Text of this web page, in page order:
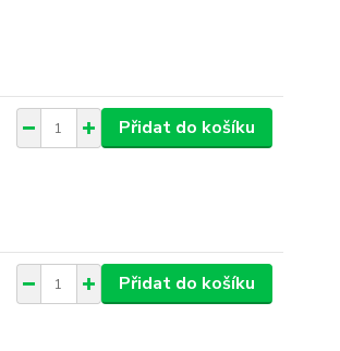
Přidat do košíku
Přidat do košíku